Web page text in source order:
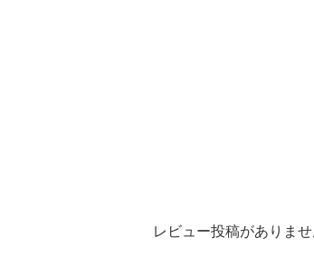
レビュー投稿がありま